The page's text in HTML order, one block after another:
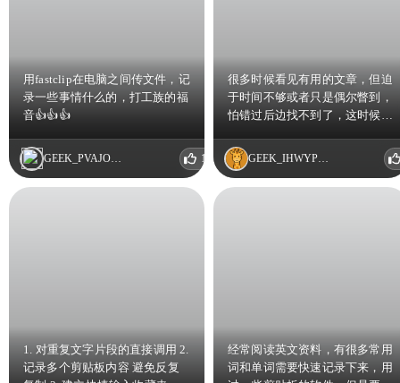
用fastclip在电脑之间传文件，记
录一些事情什么的，打工族的福
音👍👍👍
GEEK_PVAJOTNH 1
很多时候看见有用的文章，但迫
于时间不够或者只是偶尔瞥到，
怕错过后边找不到了，这时候这
也用过一些其它同类型的app，
但是不是同步文字排版有问题就
是图片加载有问题，希望fastclip
GEEK_IHWYPISQ
1. 对重复文字片段的直接调用 2.
记录多个剪贴板内容 避免反复
经常阅读英文资料，有很多常用
词和单词需要快速记录下来，用